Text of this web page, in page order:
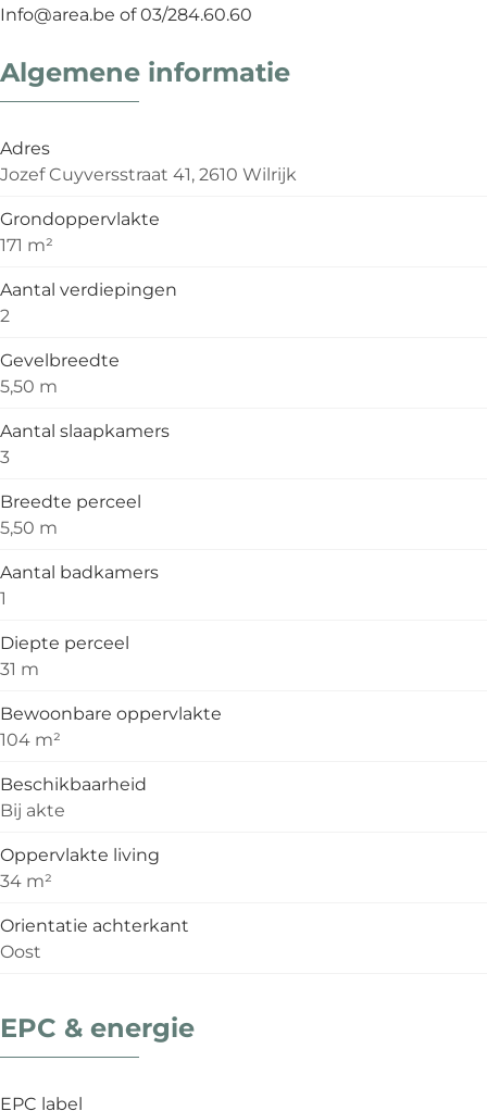
Info@area.be of 03/284.60.60
Algemene informatie
Adres
Jozef Cuyversstraat 41, 2610 Wilrijk
Grondoppervlakte
171 m²
Aantal verdiepingen
2
Gevelbreedte
5,50 m
Aantal slaapkamers
3
Breedte perceel
5,50 m
Aantal badkamers
1
Diepte perceel
31 m
Bewoonbare oppervlakte
104 m²
Beschikbaarheid
Bij akte
Oppervlakte living
34 m²
Orientatie achterkant
Oost
EPC & energie
EPC label